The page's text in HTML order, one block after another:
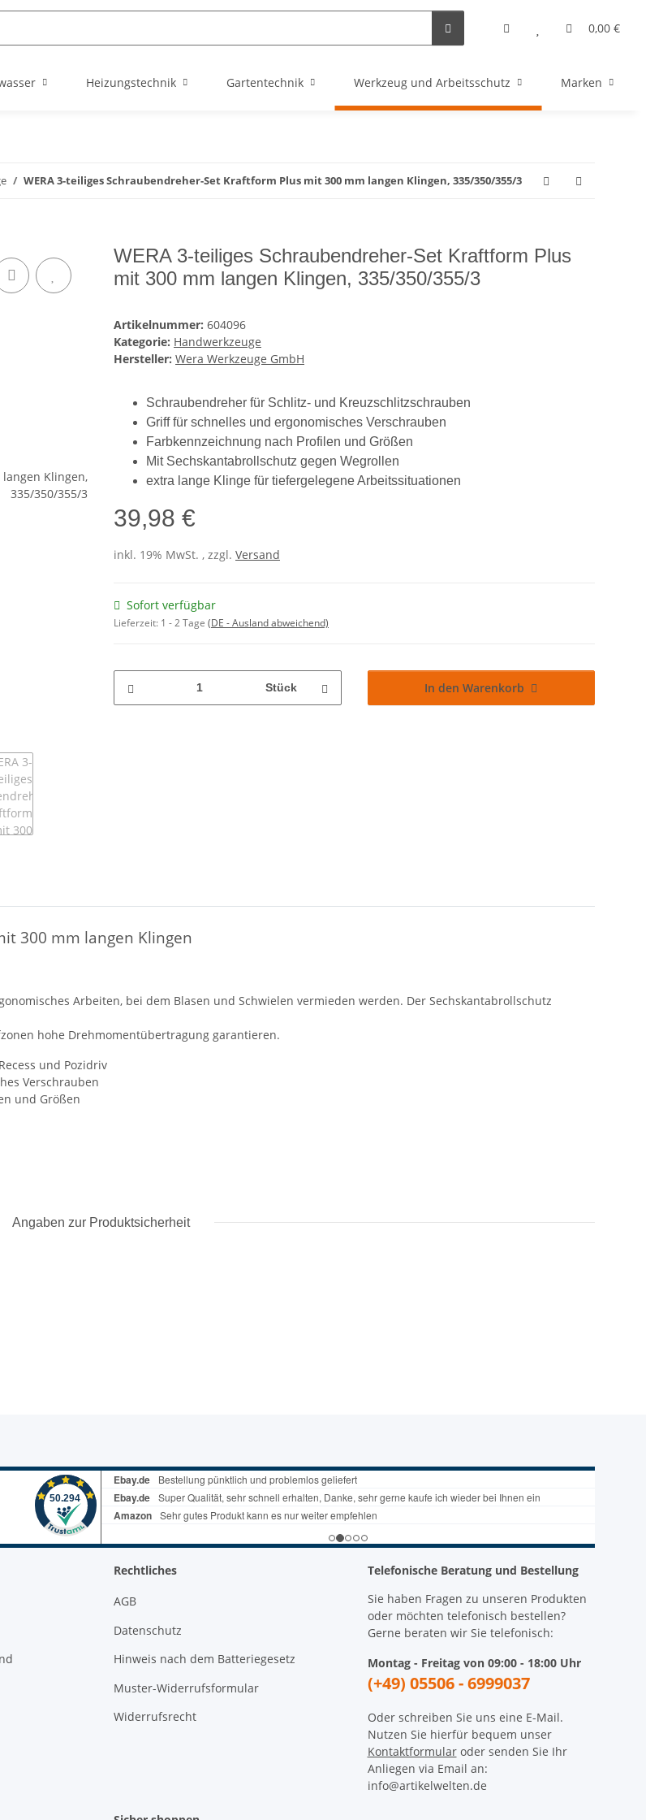
0,00 €
Heizungstechnik Gartentechnik Werkzeug und Arbeitsschutz Marken
WERA 3-teiliges Schraubendreher-Set Kraftform Plus mit 300 mm langen Klingen, 335/350/355/3
WERA 3-teiliges Schraubendreher-Set Kraftform Plus
mit 300 mm langen Klingen, 335/350/355/3
Artikelnummer: 604096
Kategorie: Handwerkzeuge
Hersteller: Wera Werkzeuge GmbH
Schraubendreher für Schlitz- und Kreuzschlitzschrauben
Griff für schnelles und ergonomisches Verschrauben
Farbkennzeichnung nach Profilen und Größen
Mit Sechskantabrollschutz gegen Wegrollen
extra lange Klinge für tiefergelegene Arbeitssituationen
39,98 €
inkl. 19% MwSt. , zzgl. Versand
Sofort verfügbar
Lieferzeit: 1 - 2 Tage (DE - Ausland abweichend)
Stück In den Warenkorb
300 mm langen Klingen
Arbeiten, bei dem Blasen und Schwielen vermieden werden. Der Sechskantabrollschutz
hohe Drehmomentübertragung garantieren.
und Pozidriv
Verschrauben
und Größen
Angaben zur Produktsicherheit
Rechtliches
AGB
Datenschutz
Hinweis nach dem Batteriegesetz
Muster-Widerrufsformular
Widerrufsrecht
Telefonische Beratung und Bestellung
Sie haben Fragen zu unseren Produkten
oder möchten telefonisch bestellen?
Gerne beraten wir Sie telefonisch:
Montag - Freitag von 09:00 - 18:00 Uhr
(+49) 05506 - 6999037
Oder schreiben Sie uns eine E-Mail.
Nutzen Sie hierfür bequem unser
Kontaktformularoder senden Sie Ihr
Anliegen via Email an:
info@artikelwelten.de